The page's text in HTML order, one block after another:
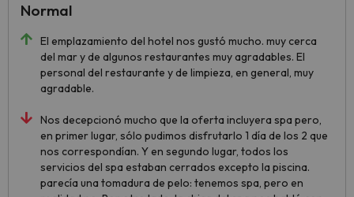
El emplazamiento del hotel nos gustó mucho. muy cerca
del mar y de algunos restaurantes muy agradables. El
personal del restaurante y de limpieza, en general, muy
agradable.
Nos decepcionó mucho que la oferta incluyera spa pero,
en primer lugar, sólo pudimos disfrutarlo 1 día de los 2 que
nos correspondían. Y en segundo lugar, todos los
servicios del spa estaban cerrados excepto la piscina.
parecía una tomadura de pelo: tenemos spa, pero en
Normal